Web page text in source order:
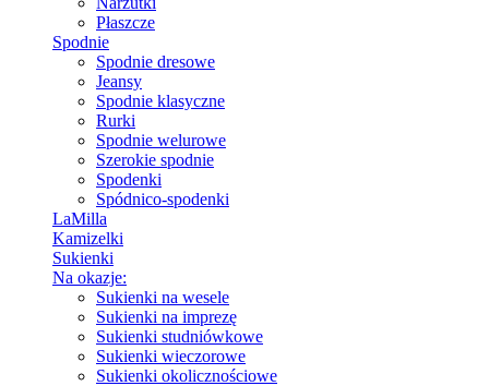
Płaszcze
Spodnie
Spodnie dresowe
Jeansy
Spodnie klasyczne
Rurki
Spodnie welurowe
Szerokie spodnie
Spodenki
Spódnico-spodenki
LaMilla
Kamizelki
Sukienki
Na okazje:
Sukienki na wesele
Sukienki na imprezę
Sukienki studniówkowe
Sukienki wieczorowe
Sukienki okolicznościowe